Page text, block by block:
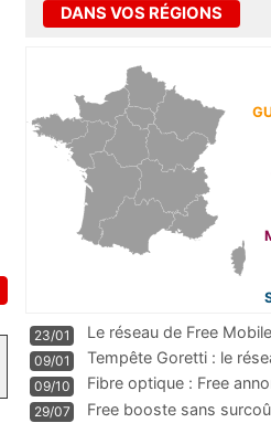
DANS VOS RÉGIONS
23/01
Le réseau de Free
m
09/01
Tempête Goretti : le
09/10
Fibre optique : Free
pass
29/07
Free booste sans